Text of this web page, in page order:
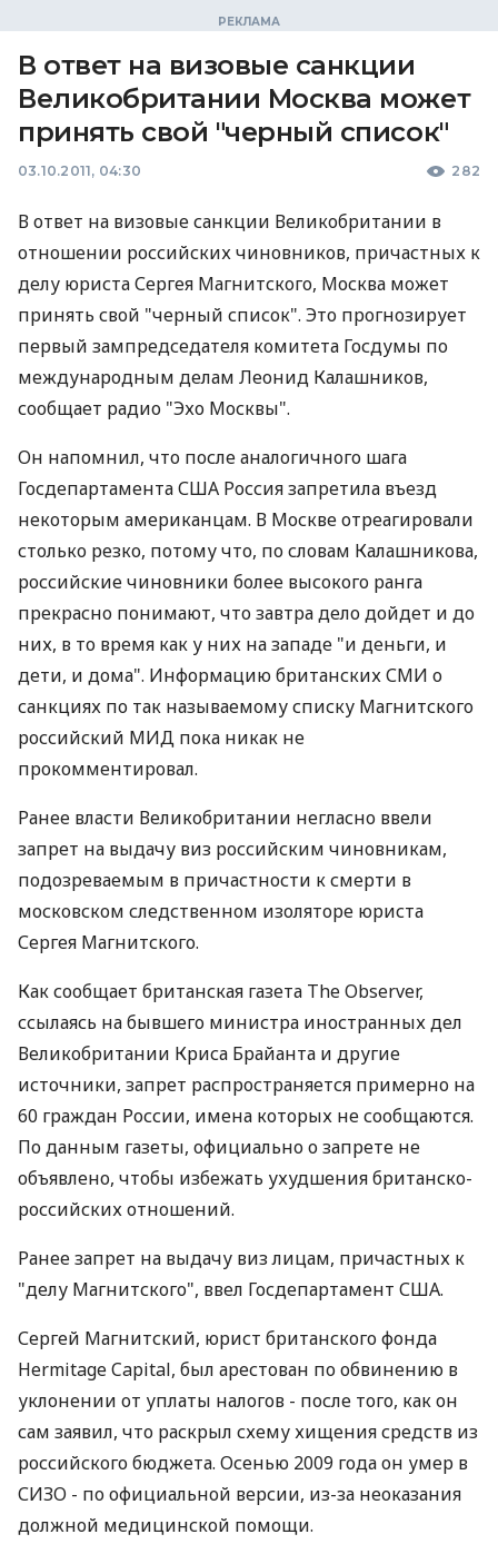
В ответ на визовые санкции
Великобритании Москва может
принять свой "черный список"
03.10.2011, 04:30 282
В ответ на визовые санкции Великобритании в
отношении российских чиновников, причастных к
делу юриста Сергея Магнитского, Москва может
принять свой "черный список". Это прогнозирует
первый зампредседателя комитета Госдумы по
международным делам Леонид Калашников,
сообщает радио "Эхо Москвы".
Он напомнил, что после аналогичного шага
Госдепартамента США Россия запретила въезд
некоторым американцам. В Москве отреагировали
столько резко, потому что, по словам Калашникова,
российские чиновники более высокого ранга
прекрасно понимают, что завтра дело дойдет и до
них, в то время как у них на западе "и деньги, и
дети, и дома". Информацию британских СМИ о
санкциях по так называемому списку Магнитского
российский МИД пока никак не
прокомментировал.
Ранее власти Великобритании негласно ввели
запрет на выдачу виз российским чиновникам,
подозреваемым в причастности к смерти в
московском следственном изоляторе юриста
Сергея Магнитского.
Как сообщает британская газета The Observer,
ссылаясь на бывшего министра иностранных дел
Великобритании Криса Брайанта и другие
источники, запрет распространяется примерно на
60 граждан России, имена которых не сообщаются.
По данным газеты, официально о запрете не
объявлено, чтобы избежать ухудшения британско-
российских отношений.
Ранее запрет на выдачу виз лицам, причастных к
"делу Магнитского", ввел Госдепартамент США.
Сергей Магнитский, юрист британского фонда
Hermitage Capital, был арестован по обвинению в
уклонении от уплаты налогов - после того, как он
сам заявил, что раскрыл схему хищения средств из
российского бюджета. Осенью 2009 года он умер в
СИЗО - по официальной версии, из-за неоказания
должной медицинской помощи.